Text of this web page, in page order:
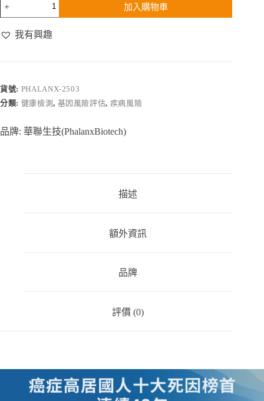
因
估
數
加入購物車
我有興趣
貨號: PHALANX-2503
分類: 健康檢測, 基因風險評估, 疾病風險
品牌: 華聯生技(PhalanxBiotech)
描述
額外資訊
品牌
評價 (0)